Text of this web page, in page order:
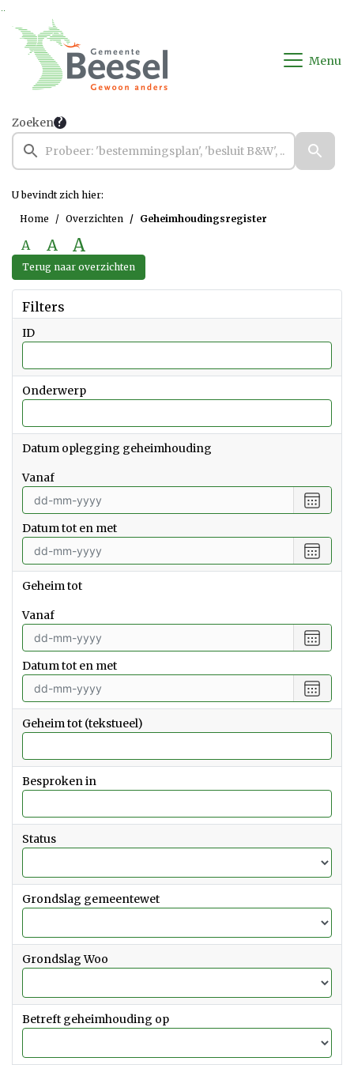
Ga naar de inhoud van deze pagina
Ga naar het zoeken
Ga naar het menu
Menu
Zoeken
U bevindt zich hier:
Home
Overzichten Geheimhoudingsregister
A A A
Terug naar overzichten
Filters
ID
Onderwerp
Datum oplegging geheimhouding
vanaf
een
vanaf
Datum tot en met
een
met
Geheim tot
vanaf
een
vanaf
Datum tot en met
een
tot
met
Geheim tot (tekstueel)
Besproken in
Status
Grondslag gemeentewet
Grondslag Woo
Betreft geheimhouding op